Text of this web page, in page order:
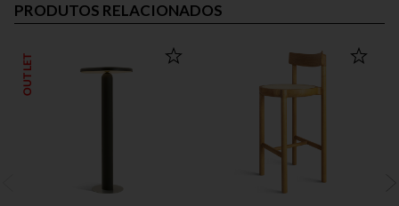
PRODUTOS RELACIONADOS
OUTLET